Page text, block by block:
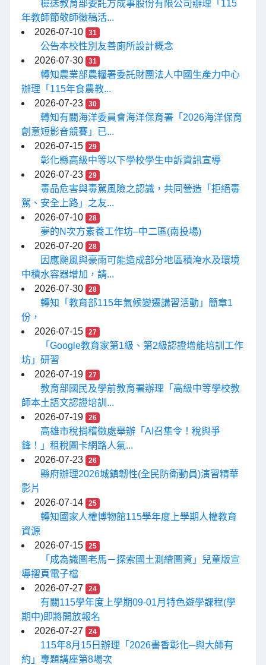
檢送教育部委託方成事股份有限公司辦理「115
年教師節敬師徵稿活...
2026-07-10
31
公告本校性別友善廁所設計概念
2026-07-30
31
轉知農業部農糧署委託財團法人中國生產力中心
辦理「115年食農教...
2026-07-23
30
轉知有關海洋委員會海洋保育署「2026海洋保育
創意短影音競賽」已...
2026-07-15
29
彰化縣高級中等以下學校學生申訴資訊宣導
2026-07-23
29
毒品危害與毒駕風險之認識，共同營造「拒絕毒
駕、安全上路」之友...
2026-07-10
28
夢的N次方素養工作坊–中二區(南投場)
2026-07-20
28
因應颱風與豪雨可能造成部分地區積淹水及環境
中積水容器增加，請...
2026-07-30
28
轉知「教育部115年氣候變遷講習活動」簡章1
份，
2026-07-15
27
「Google教育家第1級、第2級認證增能培訓工作
坊」研習
2026-07-19
27
教育部國民及學前教育署辦理「高級中等學校教
師本土語文認證培訓...
2026-07-19
26
高雄市稅捐稽徵處舉辦「AI召集令！稅與爭
鋒！」租稅圖卡網路人氣...
2026-07-23
26
縣府辦理2026城鎮韌性(全民防衛動員)演習精華
影片
2026-07-14
25
轉知國家人權博物館115學年度上學期人權教育
資源
2026-07-15
25
「成為識圖老馬－探索國土測繪圖資」兒童版宣
導摺頁電子檔
2026-07-27
24
有關115學年度上學期09-01月特色遊學課程(學
期中)即將開放報名
2026-07-27
24
115年8月15日辦理「2026書香彰化─與大師有
約」專題講座第8場次